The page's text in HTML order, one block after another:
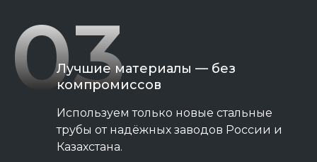
03
Лучшие материалы — без
компромиссов
Используем только новые стальные
трубы от надёжных заводов России и
Казахстана.